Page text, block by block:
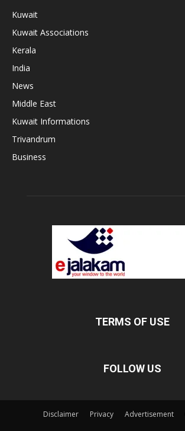
Kuwait
Kuwait Associations
Kerala
India
News
Middle East
Kuwait Informations
Trivandrum
Business
TERMS OF USE
FOLLOW US
Disclaimer Privacy Advertisement